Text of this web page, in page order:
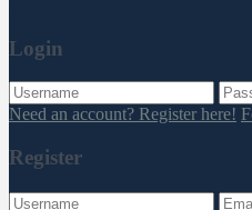
Login
Need an account? Register here!
Register